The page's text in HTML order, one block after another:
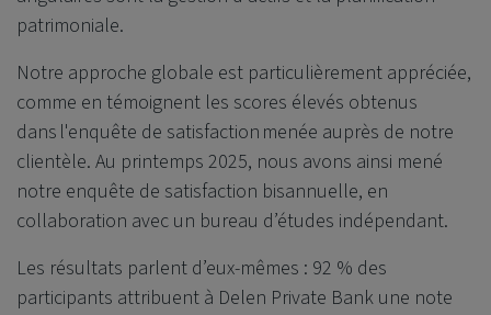
patrimoniale.
Notre approche globale est particulièrement appréciée,
comme en témoignent les scores élevés obtenus
dans l'enquête de satisfaction menée auprès de notre
clientèle. Au printemps 2025, nous avons ainsi mené
notre enquête de satisfaction bisannuelle, en
collaboration avec un bureau d’études indépendant.
Les résultats parlent d’eux-mêmes : 92 % des
participants attribuent à Delen Private Bank une note